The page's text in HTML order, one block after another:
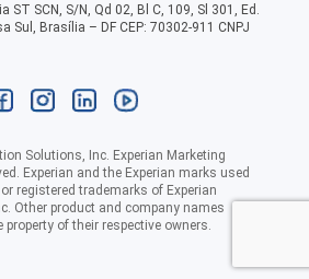
ST SCN, S/N, Qd 02, Bl C, 109, Sl 301, Ed.
Sul, Brasília – DF CEP: 70302-911 CNPJ
Solutions, Inc. Experian Marketing
Experian and the Experian marks used
registered trademarks of Experian
Other product and company names
of their respective owners.